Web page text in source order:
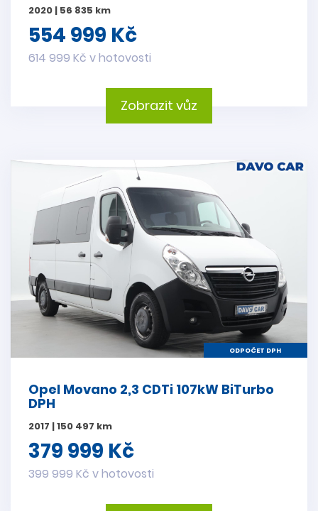
2020 | 56 835 km
554 999 Kč
614 999 Kč v hotovosti
Zobrazit vůz
ODPOČET DPH
Opel Movano 2,3 CDTi 107kW BiTurbo
DPH
2017 | 150 497 km
379 999 Kč
399 999 Kč v hotovosti